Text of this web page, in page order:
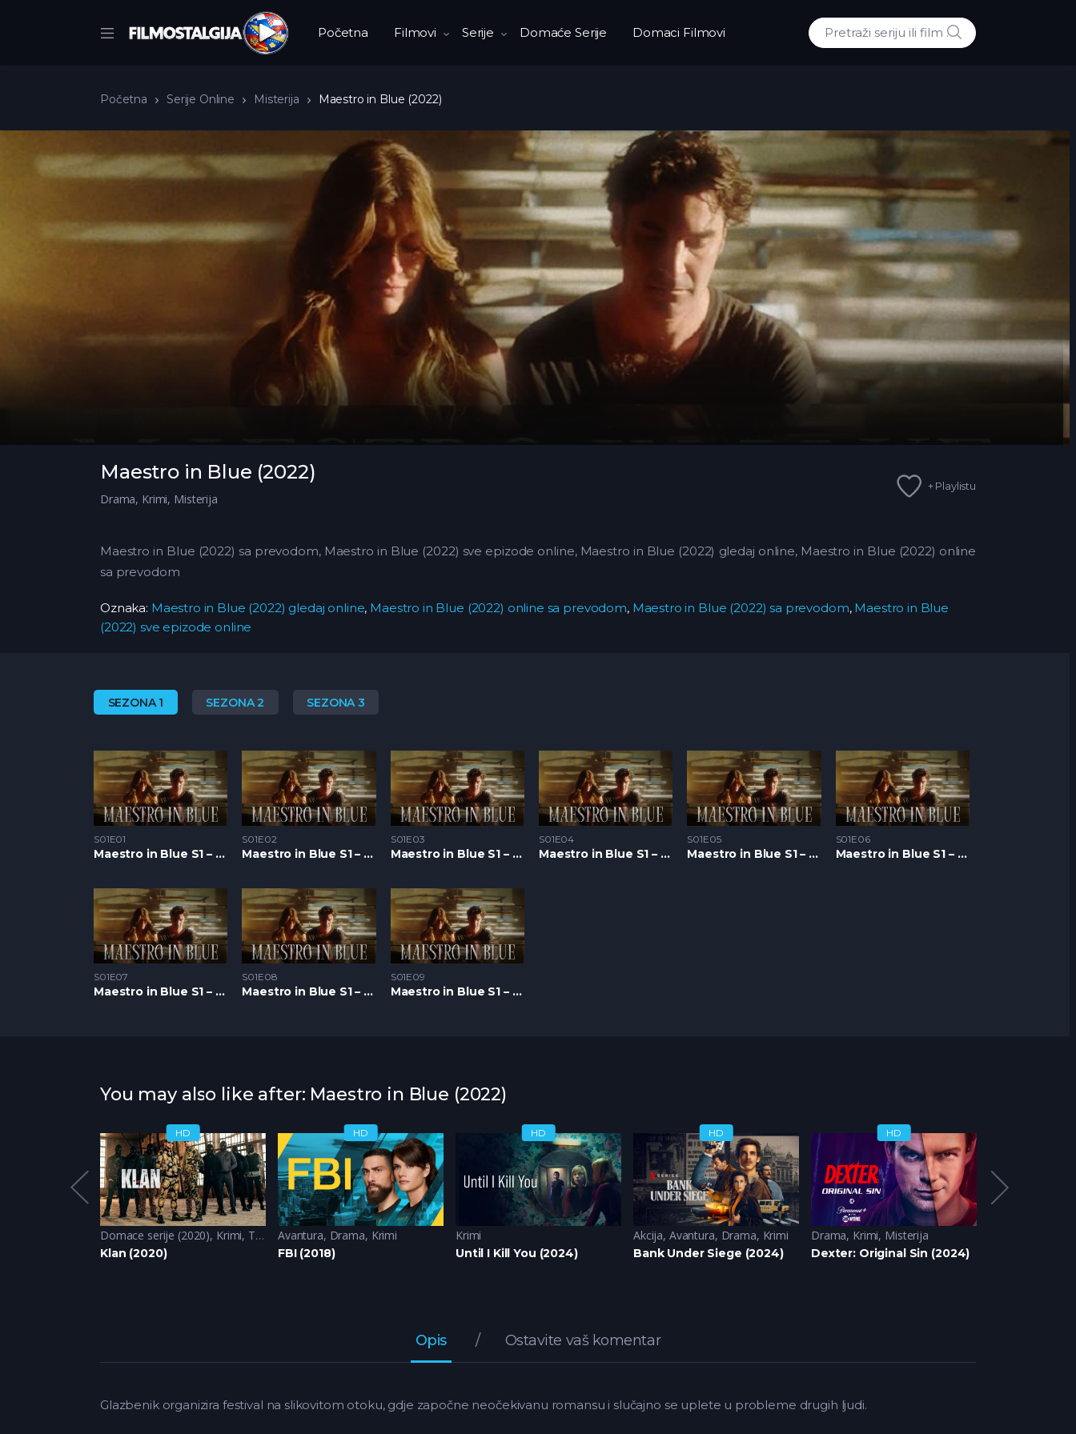
Početna Filmovi Serije Domaće Serije Domaci Filmovi
Traži:
POTRAZI
Početna Serije Online Misterija Maestro in Blue (2022)
Maestro in Blue (2022)
Drama, Krimi, Misterija
+ Playlistu
Maestro in Blue (2022) sa prevodom, Maestro in Blue (2022) sve epizode online, Maestro in Blue (2022) gledaj online, Maestro in Blue (2022) online
sa prevodom
Oznaka: Maestro in Blue (2022) gledaj online, Maestro in Blue (2022) online sa prevodom, Maestro in Blue (2022) sa prevodom, Maestro in Blue
(2022) sve epizode online
SEZONA 1 SEZONA 2 SEZONA 3
S01E01
Maestro in Blue S1 – Epizoda 01
S01E02
Maestro in Blue S1 – Epizoda 02
S01E03
Maestro in Blue S1 – Epizoda 03
S01E04
Maestro in Blue S1 – Epizoda 04
S01E05
Maestro in Blue S1 – Epizoda 05
S01E06
Maestro in Blue S1 – Epizoda 06
S01E07
Maestro in Blue S1 – Epizoda 07
S01E08
Maestro in Blue S1 – Epizoda 08
S01E09
Maestro in Blue S1 – Epizoda 09
You may also like after: Maestro in Blue (2022)
Krimi
HD
Domace serije (2020), Krimi, Triler
Klan (2020)
HD
Avantura, Drama, Krimi
FBI (2018)
HD
Krimi
Until I Kill You (2024)
HD
Akcija, Avantura, Drama, Krimi
Bank Under Siege (2024)
HD
Drama, Krimi, Misterija
Dexter: Original Sin (2024)
Opis Ostavite vaš komentar
Glazbenik organizira festival na slikovitom otoku, gdje započne neočekivanu romansu i slučajno se uplete u probleme drugih ljudi.